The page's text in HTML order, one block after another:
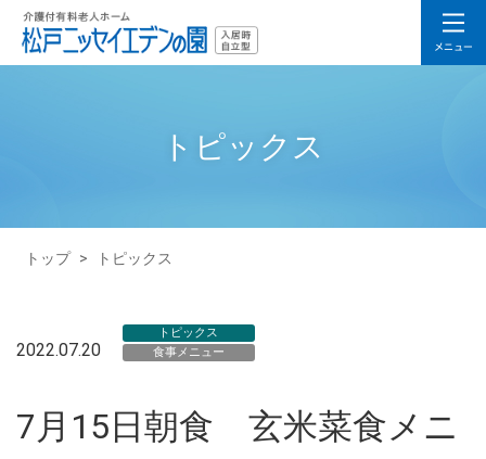
トピックス
トップ > トピックス
2022.07.20
トピックス
食事メニュー
7月15日朝食 玄米菜食メニ